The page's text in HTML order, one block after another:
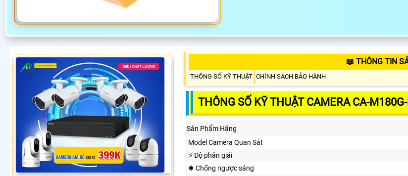
📖 THÔNG TIN
THÔNG SỐ KỸ THUẬT CHÍNH SÁCH BẢO HÀNH
THÔNG SỐ KỸ THUẬT CAMERA CA-
Sản Phẩm Hãng
Model Camera Quan Sát
️⚡ Độ phân giải
✱ Chống ngược sáng